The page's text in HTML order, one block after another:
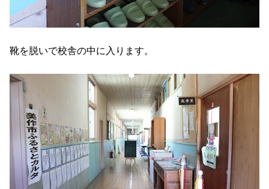
靴を脱いで校舎の中に入ります。